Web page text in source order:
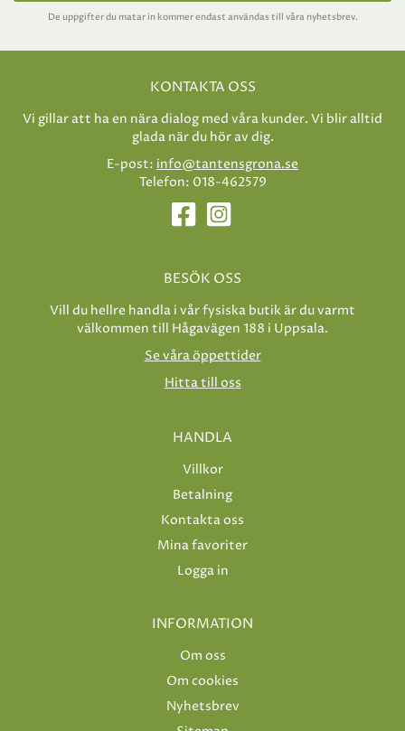
De uppgifter du matar in kommer endast användas till våra nyhetsbrev.
KONTAKTA OSS
Vi gillar att ha en nära dialog med våra kunder. Vi blir alltid
glada när du hör av dig.
E-post: info@tantensgrona.se
Telefon: 018-462579
BESÖK OSS
Vill du hellre handla i vår fysiska butik är du varmt
välkommen till Hågavägen 188 i Uppsala.
Se våra öppettider
Hitta till oss
HANDLA
Villkor
Betalning
Kontakta oss
Mina favoriter
Logga in
INFORMATION
Om oss
Om cookies
Nyhetsbrev